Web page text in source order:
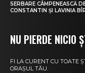
SERBARE CÂMPENEASCĂ
CONSTANTIN ȘI LAVINIA
NU PIERDE NICIO
FI LA CURENT CU TOATE
ORAȘUL TĂU.